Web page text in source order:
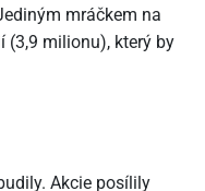
mráčkem na
(3,9 milionu), který by
Akcie posílily